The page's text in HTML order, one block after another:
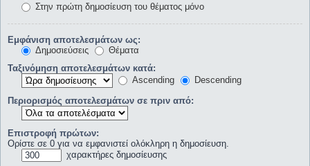
Στην πρώτη δημοσίευση του θέματος μόνο
Εμφάνιση αποτελεσμάτων ως:
Δημοσιεύσεις
Θέματα
Ταξινόμηση αποτελεσμάτων κατά:
Ascending
Descending
Περιορισμός αποτελεσμάτων σε πριν από:
Επιστροφή πρώτων:
Ορίστε σε 0 για να εμφανιστεί ολόκληρη η δημοσίευση.
χαρακτήρες δημοσίευσης